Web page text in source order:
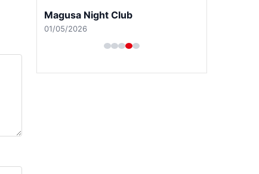
Magusa Night Club
01/05/2026